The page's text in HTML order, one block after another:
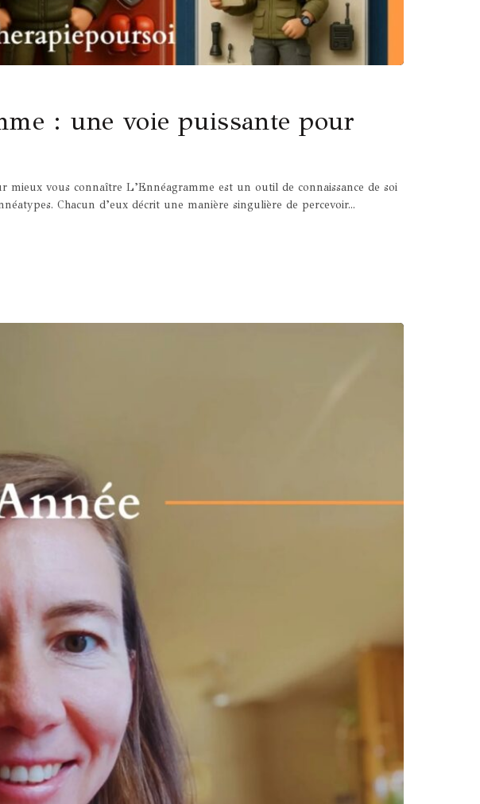
: une voie puissante pour
mieux vous connaître L’Ennéagramme est un outil de connaissance de soi
Chacun d’eux décrit une manière singulière de percevoir...